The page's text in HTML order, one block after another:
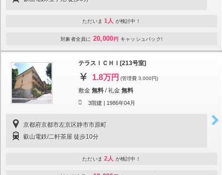
ただいま 1人 が検討中！
対象者全員に 20,000 円 キャッシュバック!
テラスＩＣＨＩ[213号室]
1.8万円 (管理費 3,000円)
敷金 無料 /礼金 無料
3階建 | 1986年04月
京都府京都市左京区静市市原町
叡山電鉄/二軒茶屋 徒歩10分
ただいま 2人 が検討中！